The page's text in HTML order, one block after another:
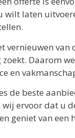
wilt laten
vernieuwen van
Daarom
en
de beste
wij ervoor dat u
geniet van